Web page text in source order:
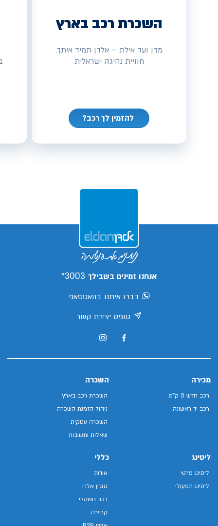
השכרת רכב בארץ
מדן ועד אילת – אלדן תמיד איתך.
חוויית נהיגה ישראלית
להזמין לך רכב?
אנחנו זמינים בשבילך 3003*
דברו איתנו בוואטסאפ
טופס יצירת קשר
מכירה
רכב חדש 0 ק"מ
רכב יד ראשונה
השכרה
השכרת רכב בארץ
ניהול הזמנת השכרה
השכרה עסקית
שאלות ותשובות
ליסינג
ליסינג פרטי
ליסינג תפעולי
כללי
אודות
מגזין אלדן
רכב חשמלי
קריירה